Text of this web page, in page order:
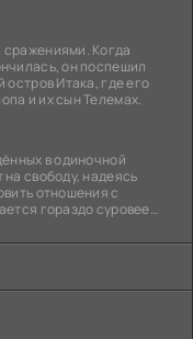
Когда
он поспешил
остров Итака, где его
и их сын Телемах.
в одиночной
свободу, надеясь
отношения с
гораздо суровее